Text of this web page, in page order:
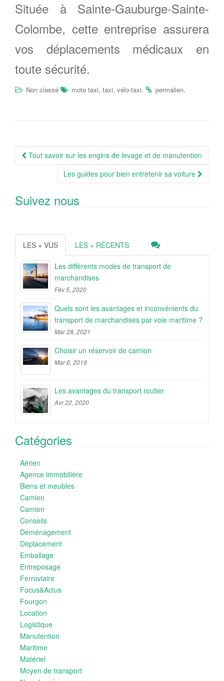
Située à Sainte-Gauburge-Sainte-
Colombe, cette entreprise assurera
vos déplacements médicaux en
toute sécurité.
Non classé moto taxi, taxi, vélo-taxi. permalien.
Navigation
Tout savoir sur les engins de levage et de manutention
Les guides pour bien entretenir sa voiture
Suivez nous
LES + VUS LES + RÉCENTS
Les différents modes de transport de
marchandises
Fév 5, 2020
Quels sont les avantages et inconvénients du
transport de marchandises par voie maritime ?
Mar 28, 2021
Choisir un réservoir de camion
Mar 6, 2019
Les avantages du transport routier
Avr 22, 2020
Catégories
Aérien
Agence immobilière
Biens et meubles
Camion
Camion
Conseils
Déménagement
Déplacement
Emballage
Entreposage
Ferroviaire
Focus&Actus
Fourgon
Location
Logistique
Manutention
Maritime
Matériel
Moyen de transport